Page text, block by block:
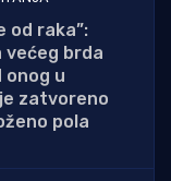
od raka”:
većeg brda
u
zatvoreno
pola